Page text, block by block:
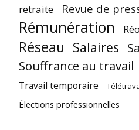
retraite Revue de
Rémunération
Réseau Salaires
Souffrance au travail
Travail temporaire
Élections professionnelles